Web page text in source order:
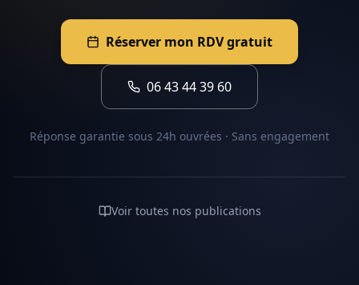
Réserver mon RDV gratuit
06 43 44 39 60
Réponse garantie sous 24h ouvrées · Sans engagement
Voir toutes nos publications